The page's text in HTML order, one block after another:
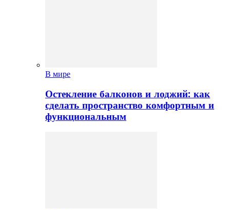
В мире
Остекление балконов и лоджий: как
сделать пространство комфортным и
функциональным